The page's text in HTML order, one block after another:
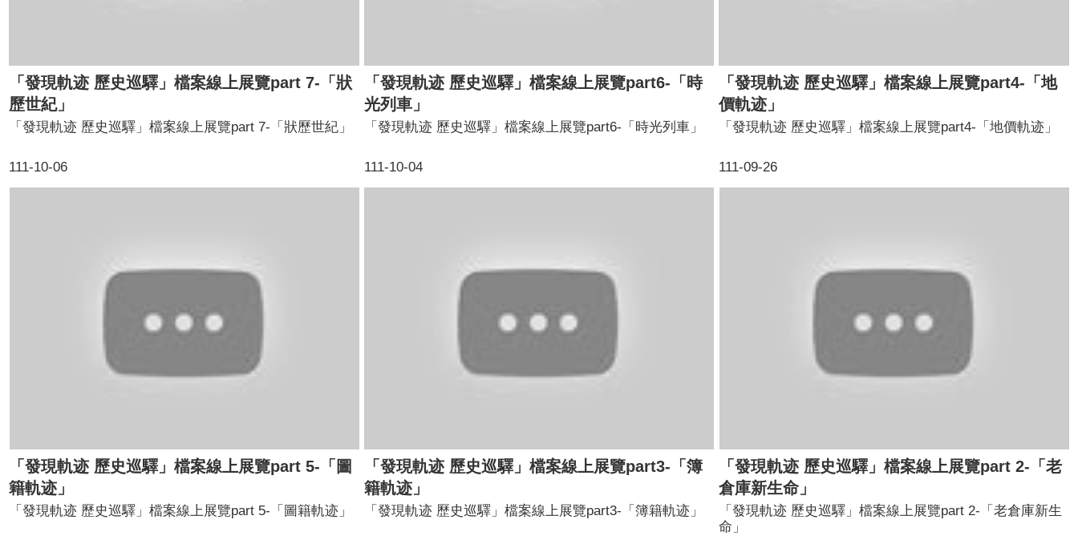
「發現軌迹 歷史巡驛」檔案線上展覽part 7-「狀
歷世紀」
111-10-06
「發現軌迹 歷史巡驛」檔案線上展覽part 7-「狀歷世紀」
「發現軌迹 歷史巡驛」檔案線上展覽part6-「時
光列車」
111-10-04
「發現軌迹 歷史巡驛」檔案線上展覽part6-「時光列車」
「發現軌迹 歷史巡驛」檔案線上展覽part4-「地
價軌迹」
111-09-26
「發現軌迹 歷史巡驛」檔案線上展覽part4-「地價軌迹」
「發現軌迹 歷史巡驛」檔案線上展覽part 5-「圖
籍軌迹」
「發現軌迹 歷史巡驛」檔案線上展覽part 5-「圖籍軌迹」
「發現軌迹 歷史巡驛」檔案線上展覽part3-「簿
籍軌迹」
「發現軌迹 歷史巡驛」檔案線上展覽part3-「簿籍軌迹」
「發現軌迹 歷史巡驛」檔案線上展覽part 2-「老
倉庫新生命」
「發現軌迹 歷史巡驛」檔案線上展覽part 2-「老倉庫新生
命」